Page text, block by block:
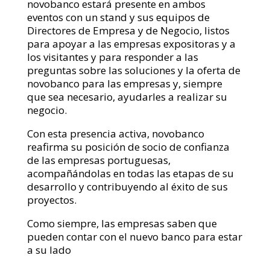
novobanco estará presente en ambos
eventos con un stand y sus equipos de
Directores de Empresa y de Negocio, listos
para apoyar a las empresas expositoras y a
los visitantes y para responder a las
preguntas sobre las soluciones y la oferta de
novobanco para las empresas y, siempre
que sea necesario, ayudarles a realizar su
negocio.
Con esta presencia activa, novobanco
reafirma su posición de socio de confianza
de las empresas portuguesas,
acompañándolas en todas las etapas de su
desarrollo y contribuyendo al éxito de sus
proyectos.
Como siempre, las empresas saben que
pueden contar con el nuevo banco para estar
a su lado